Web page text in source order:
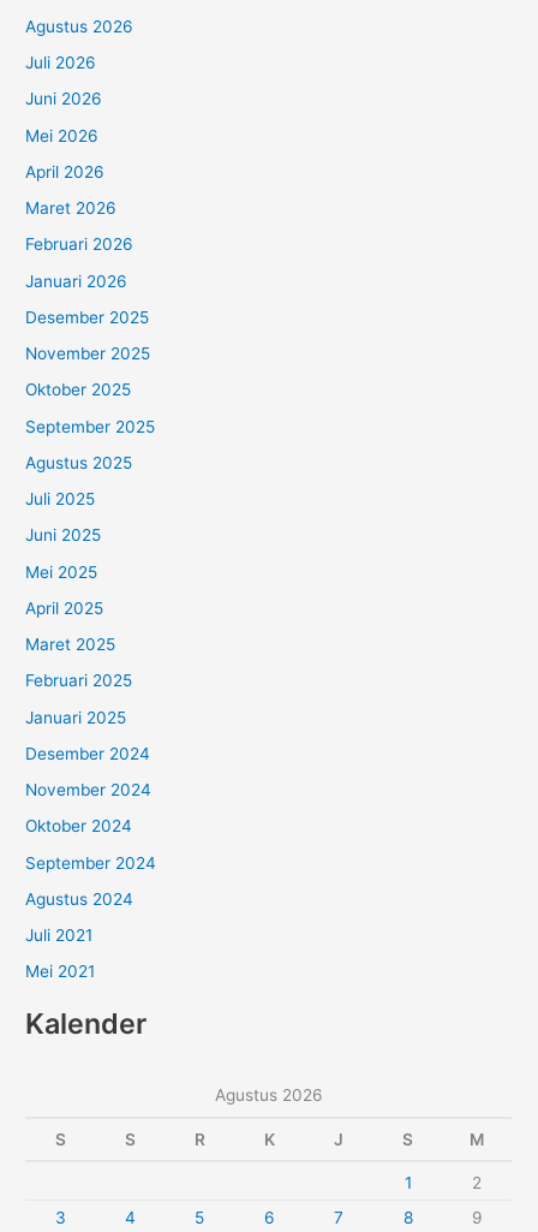
Agustus 2026
Juli 2026
Juni 2026
Mei 2026
April 2026
Maret 2026
Februari 2026
Januari 2026
Desember 2025
November 2025
Oktober 2025
September 2025
Agustus 2025
Juli 2025
Juni 2025
Mei 2025
April 2025
Maret 2025
Februari 2025
Januari 2025
Desember 2024
November 2024
Oktober 2024
September 2024
Agustus 2024
Juli 2021
Mei 2021
Kalender
Agustus 2026
S S R K J S M
1
2
3
4 5 6 7 8 9